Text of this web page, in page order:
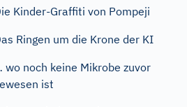
Kinder-Graffiti von Pompeji
Ringen um die Krone der KI
wo noch keine Mikrobe zuvor
ist